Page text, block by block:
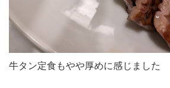
牛タン定食もやや厚めに感じました